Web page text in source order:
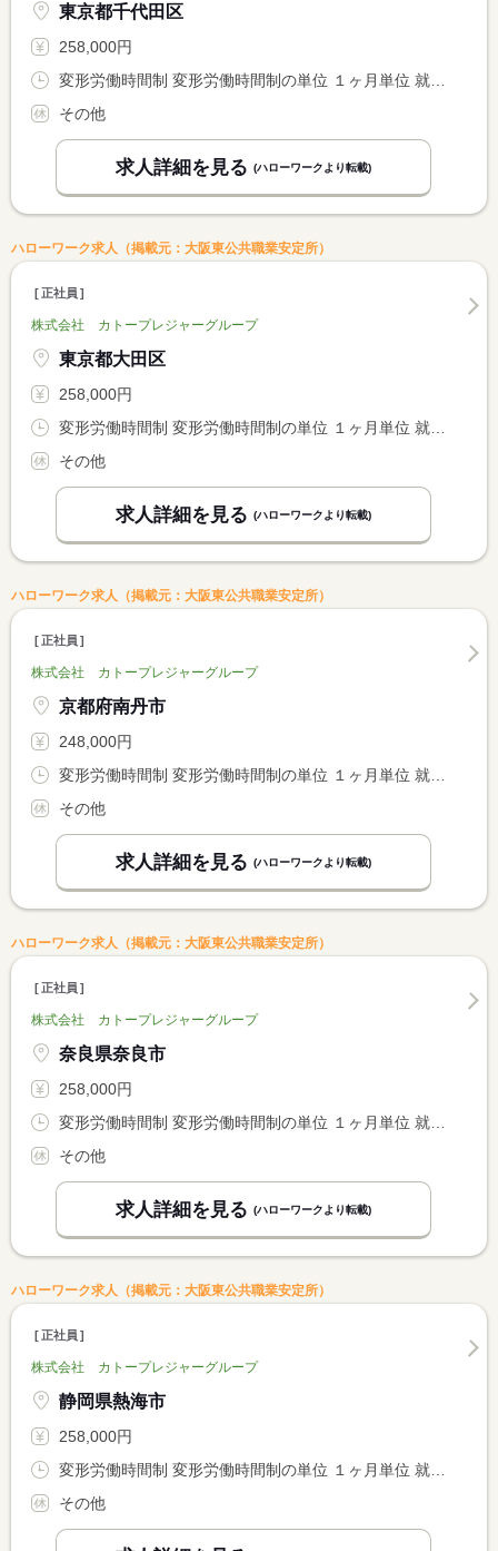
東京都千代田区
258,000円
その他
求人詳細を見る (ハローワークより転載)
ハローワーク求人（掲載元：大阪東公共職業安定所）
正社員
株式会社 カトープレジャーグループ
東京都大田区
258,000円
その他
求人詳細を見る (ハローワークより転載)
ハローワーク求人（掲載元：大阪東公共職業安定所）
正社員
株式会社 カトープレジャーグループ
京都府南丹市
248,000円
その他
求人詳細を見る (ハローワークより転載)
ハローワーク求人（掲載元：大阪東公共職業安定所）
正社員
株式会社 カトープレジャーグループ
奈良県奈良市
258,000円
その他
求人詳細を見る (ハローワークより転載)
ハローワーク求人（掲載元：大阪東公共職業安定所）
正社員
株式会社 カトープレジャーグループ
静岡県熱海市
258,000円
その他